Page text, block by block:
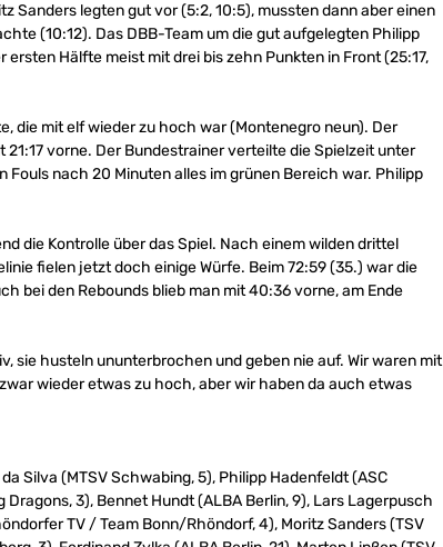
Sanders legten gut vor (5:2, 10:5), mussten dann aber einen
(10:12). Das DBB-Team um die gut aufgelegten Philipp
Hälfte meist mit drei bis zehn Punkten in Front (25:17,
die mit elf wieder zu hoch war (Montenegro neun). Der
vorne. Der Bundestrainer verteilte die Spielzeit unter
nach 20 Minuten alles im grünen Bereich war. Philipp
die Kontrolle über das Spiel. Nach einem wilden drittel
fielen jetzt doch einige Würfe. Beim 72:59 (35.) war die
bei den Rebounds blieb man mit 40:36 vorne, am Ende
sie husteln ununterbrochen und geben nie auf. Wir waren mit
wieder etwas zu hoch, aber wir haben da auch etwas
Silva (MTSV Schwabing, 5), Philipp Hadenfeldt (ASC
3), Bennet Hundt (ALBA Berlin, 9), Lars Lagerpusch
TV / Team Bonn/Rhöndorf, 4), Moritz Sanders (TSV